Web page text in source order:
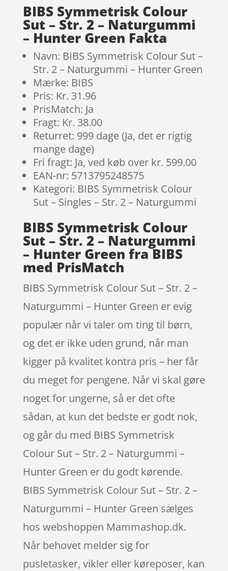
BIBS Symmetrisk Colour
Sut – Str. 2 – Naturgummi
– Hunter Green Fakta
Navn: BIBS Symmetrisk Colour Sut –
Str. 2 – Naturgummi – Hunter Green
Mærke: BIBS
Pris: Kr. 31.96
PrisMatch: Ja
Fragt: Kr. 38.00
Returret: 999 dage (Ja, det er rigtig
mange dage)
Fri fragt: Ja, ved køb over kr. 599.00
EAN-nr: 5713795248575
Kategori: BIBS Symmetrisk Colour
Sut – Singles – Str. 2 – Naturgummi
BIBS Symmetrisk Colour
Sut – Str. 2 – Naturgummi
– Hunter Green fra BIBS
med PrisMatch
BIBS Symmetrisk Colour Sut – Str. 2 –
Naturgummi – Hunter Green er evig
populær når vi taler om ting til børn,
og det er ikke uden grund, når man
kigger på kvalitet kontra pris – her får
du meget for pengene. Når vi skal gøre
noget for ungerne, så er det ofte
sådan, at kun det bedste er godt nok,
og går du med BIBS Symmetrisk
Colour Sut – Str. 2 – Naturgummi –
Hunter Green er du godt kørende.
BIBS Symmetrisk Colour Sut – Str. 2 –
Naturgummi – Hunter Green sælges
hos webshoppen Mammashop.dk.
Når behovet melder sig for
pusletasker, vikler eller køreposer, kan